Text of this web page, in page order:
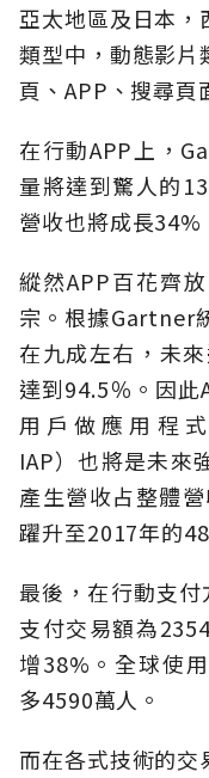
亞太地區及日本
類型中，動態影片
頁、APP、搜尋頁
在行動APP上，
量將達到驚人的
營收也將成長34%
縱然APP百花齊
宗。根據Gartner
在九成左右，未
達到94.5％。因此
用戶做應用程
IAP）也將是未來
產生營收占整體
躍升至2017年的
最後，在行動支
支付交易額為
增38%。全球使
多4590萬人。
而在各式技術的交